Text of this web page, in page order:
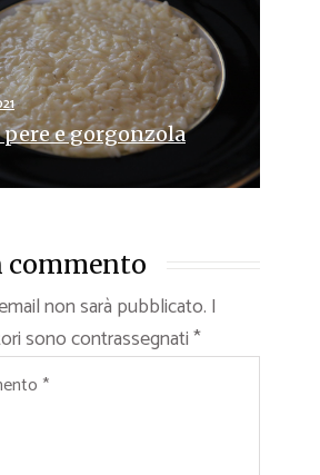
e gorgonzola
commento
non sarà pubblicato. I
sono contrassegnati*